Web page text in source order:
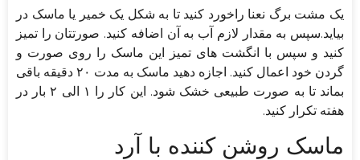
یک مشت برگ نعنا راخورد کنید تا به شکل یک خمیر یا ماسک در
بیاید.سپس به مقدار لازم آب به آن اضافه کنید. صورتتان را تمیز
کنید و سپس با انگشت های تمیز این ماسک را روی صورت و
گردن خود اعمال کنید. اجازه دهید ماسک به مدت ۲۰ دقیقه باقی
بماند تا به صورت طبیعی خشک شود. این کار را ۱ الی ۲ بار در
هفته تکرار کنید.
ماسک روشن کننده با آرد